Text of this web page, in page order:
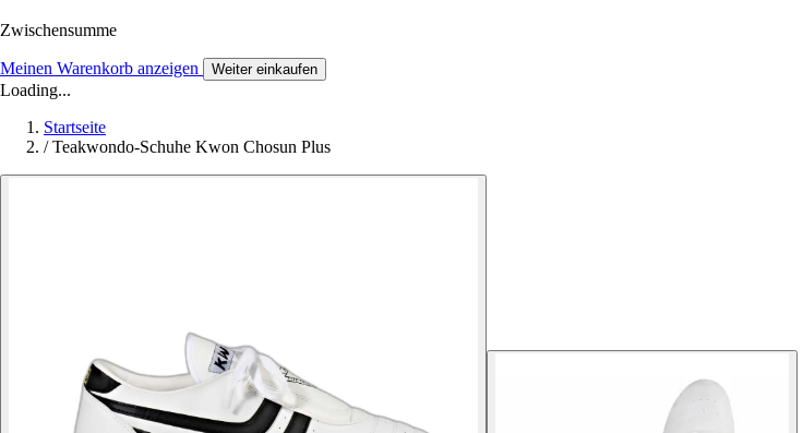
Zwischensumme
Meinen Warenkorb anzeigen Weiter einkaufen
Loading...
Startseite
/ Teakwondo-Schuhe Kwon Chosun Plus